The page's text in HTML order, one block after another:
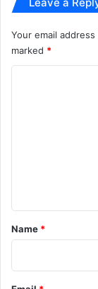
ध्या
Leave a
Your email
marked *
*
Name *